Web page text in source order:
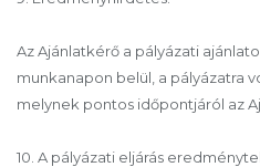
Az Ajánlatkérő a pályázati
munkanapon belül, a pályázatra
melynek pontos időpontjáról az
10. A pályázati eljárás